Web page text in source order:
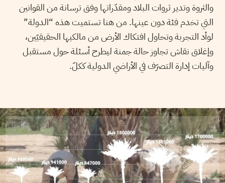
والثروة وتدير ثروات البلاد ومقدّراتها وفق ترسانة من القوانين
التي تخدم فئة دون عينها. من هنا تستميت هذه “الدولة”
لوأد التجربة وتحاول افتكاك الأرض من مالكيها الحقيقيّين،
وإغلاق نقاش تجاوز حالة جمنة ليطرح أسئلة حول مستقبل
وآليات إدارة التصرّف في الأراضي الدولية ككلّ.